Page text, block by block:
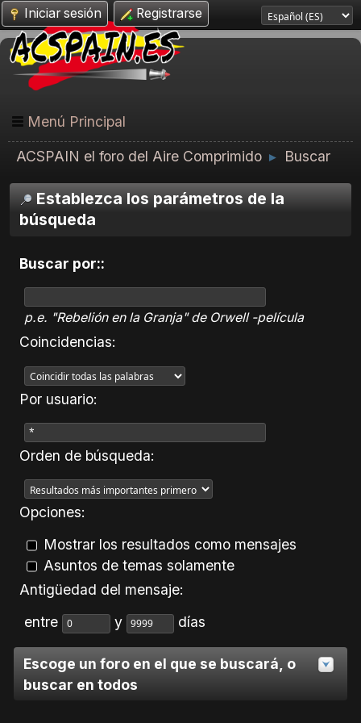
Iniciar sesión Registrarse
Menú Principal
ACSPAIN el foro del Aire Comprimido ► Buscar
Establezca los parámetros de la
búsqueda
Buscar por::
p.e. "Rebelión en la Granja" de Orwell -película
Coincidencias:
Por usuario:
Orden de búsqueda:
Opciones:
Mostrar los resultados como mensajes
Asuntos de temas solamente
Antigüedad del mensaje:
entre
y días
Escoge un foro en el que se buscará, o
buscar en todos